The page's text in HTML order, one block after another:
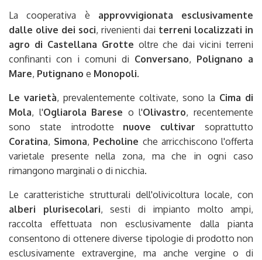
La cooperativa è approvvigionata esclusivamente
dalle olive dei soci, rivenienti dai terreni localizzati in
agro di Castellana Grotte oltre che dai vicini terreni
confinanti con i comuni di Conversano, Polignano a
Mare, Putignano e Monopoli.
Le varietà, prevalentemente coltivate, sono la Cima di
Mola, l'Ogliarola Barese o l'Olivastro, recentemente
sono state introdotte nuove cultivar soprattutto
Coratina, Simona, Pecholine che arricchiscono l'offerta
varietale presente nella zona, ma che in ogni caso
rimangono marginali o di nicchia.
Le caratteristiche strutturali dell'olivicoltura locale, con
alberi plurisecolari, sesti di impianto molto ampi,
raccolta effettuata non esclusivamente dalla pianta
consentono di ottenere diverse tipologie di prodotto non
esclusivamente extravergine, ma anche vergine o di